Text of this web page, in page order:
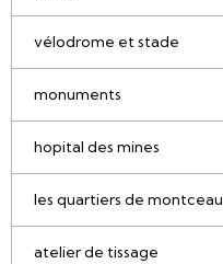
vélodrome et stade
monuments
hopital des mines
les quartiers de montceau
atelier de tissage